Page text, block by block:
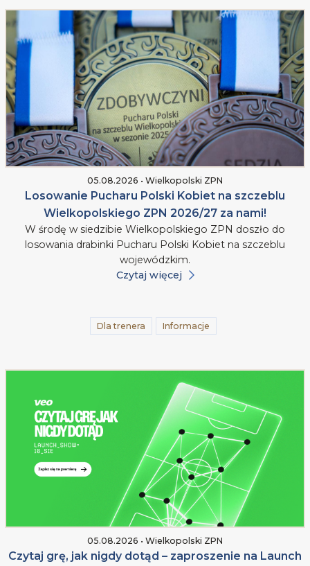
05.08.2026 • Wielkopolski ZPN
Losowanie Pucharu Polski Kobiet na szczeblu
Wielkopolskiego ZPN 2026/27 za nami!
W środę w siedzibie Wielkopolskiego ZPN doszło do
losowania drabinki Pucharu Polski Kobiet na szczeblu
wojewódzkim.
Czytaj więcej
Dla trenera Informacje
05.08.2026 • Wielkopolski ZPN
Czytaj grę, jak nigdy dotąd – zaproszenie na Launch